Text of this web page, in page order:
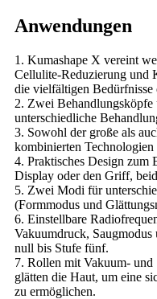
Anwendungen
1. Kumashape X vereint
Cellulite-Reduzierung und
die vielfältigen
2. Zwei
unterschiedliche
3. Sowohl der große als
kombinierten
4. Praktisches Design zum
Display oder den Griff,
5. Zwei Modi für
(Formmodus und
6. Einstellbare
Vakuumdruck,
null bis Stufe fünf.
7. Rollen mit Vakuum- und
glätten die Haut, um eine
zu ermöglichen.